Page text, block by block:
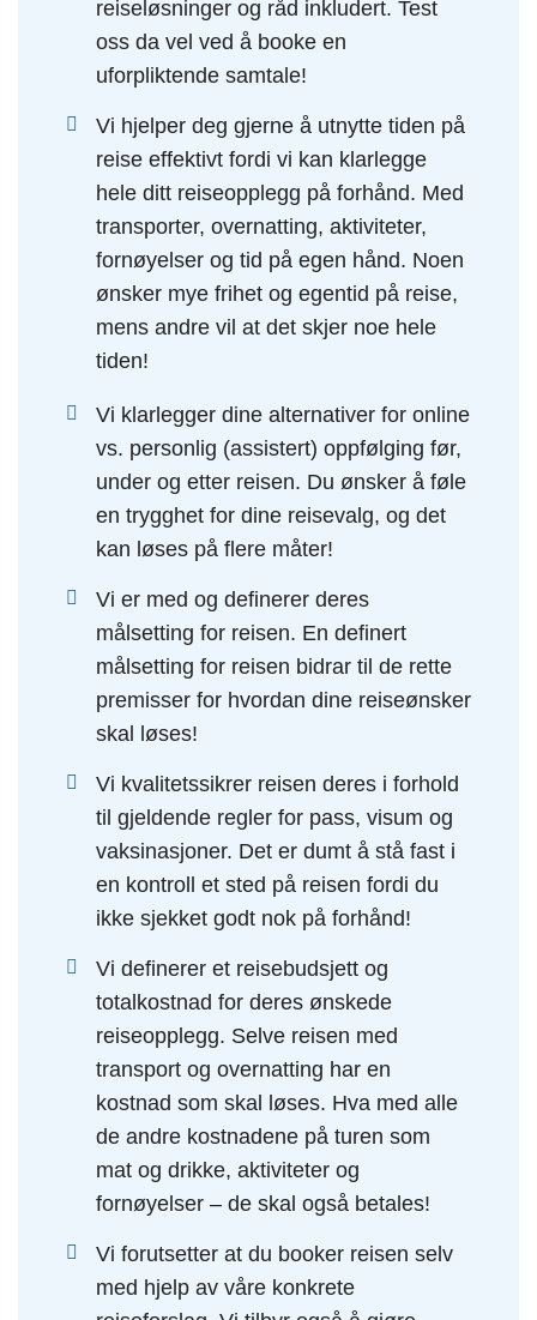
reiseløsninger og råd inkludert. Test
oss da vel ved å booke en
uforpliktende samtale!
Vi hjelper deg gjerne å utnytte tiden på
reise effektivt fordi vi kan klarlegge
hele ditt reiseopplegg på forhånd. Med
transporter, overnatting, aktiviteter,
fornøyelser og tid på egen hånd. Noen
ønsker mye frihet og egentid på reise,
mens andre vil at det skjer noe hele
tiden!
Vi klarlegger dine alternativer for online
vs. personlig (assistert) oppfølging før,
under og etter reisen. Du ønsker å føle
en trygghet for dine reisevalg, og det
kan løses på flere måter!
Vi er med og definerer deres
målsetting for reisen. En definert
målsetting for reisen bidrar til de rette
premisser for hvordan dine reiseønsker
skal løses!
Vi kvalitetssikrer reisen deres i forhold
til gjeldende regler for pass, visum og
vaksinasjoner. Det er dumt å stå fast i
en kontroll et sted på reisen fordi du
ikke sjekket godt nok på forhånd!
Vi definerer et reisebudsjett og
totalkostnad for deres ønskede
reiseopplegg. Selve reisen med
transport og overnatting har en
kostnad som skal løses. Hva med alle
de andre kostnadene på turen som
mat og drikke, aktiviteter og
fornøyelser – de skal også betales!
Vi forutsetter at du booker reisen selv
med hjelp av våre konkrete